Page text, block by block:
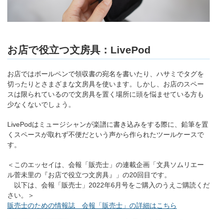
お店で役立つ文房具：LivePod
お店ではボールペンで領収書の宛名を書いたり、ハサミでタグを
切ったりとさまざまな文房具を使います。しかし、お店のスペー
スは限られているので文房具を置く場所に頭を悩ませている方も
少なくないでしょう。
LivePodはミュージシャンが楽譜に書き込みをする際に、鉛筆を置
くスペースが取れず不便だという声から作られたツールケースで
す。
＜このエッセイは、会報「販売士」の連載企画「文具ソムリエー
ル菅未里の『お店で役立つ文房具』」の20回目です。
以下は、会報「販売士」2022年6月号をご購入のうえご購読くだ
さい。＞
販売士のための情報誌 会報「販売士」の詳細はこちら